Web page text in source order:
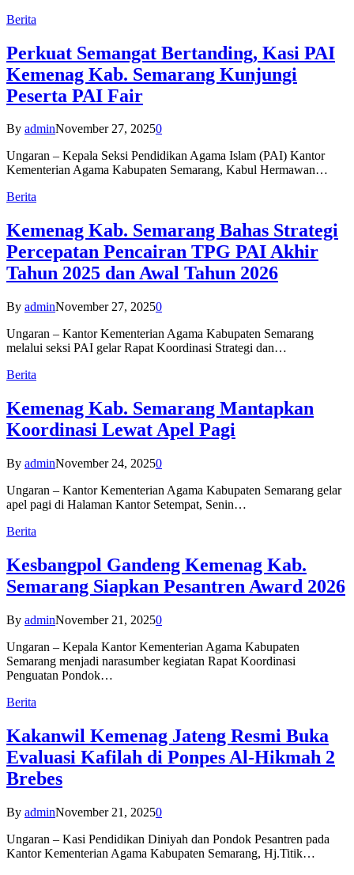
Berita
Perkuat Semangat Bertanding, Kasi PAI
Kemenag Kab. Semarang Kunjungi
Peserta PAI Fair
By adminNovember 27, 20250
Ungaran – Kepala Seksi Pendidikan Agama Islam (PAI) Kantor
Kementerian Agama Kabupaten Semarang, Kabul Hermawan…
Berita
Kemenag Kab. Semarang Bahas Strategi
Percepatan Pencairan TPG PAI Akhir
Tahun 2025 dan Awal Tahun 2026
By adminNovember 27, 20250
Ungaran – Kantor Kementerian Agama Kabupaten Semarang
melalui seksi PAI gelar Rapat Koordinasi Strategi dan…
Berita
Kemenag Kab. Semarang Mantapkan
Koordinasi Lewat Apel Pagi
By adminNovember 24, 20250
Ungaran – Kantor Kementerian Agama Kabupaten Semarang gelar
apel pagi di Halaman Kantor Setempat, Senin…
Berita
Kesbangpol Gandeng Kemenag Kab.
Semarang Siapkan Pesantren Award 2026
By adminNovember 21, 20250
Ungaran – Kepala Kantor Kementerian Agama Kabupaten
Semarang menjadi narasumber kegiatan Rapat Koordinasi
Penguatan Pondok…
Berita
Kakanwil Kemenag Jateng Resmi Buka
Evaluasi Kafilah di Ponpes Al-Hikmah 2
Brebes
By adminNovember 21, 20250
Ungaran – Kasi Pendidikan Diniyah dan Pondok Pesantren pada
Kantor Kementerian Agama Kabupaten Semarang, Hj.Titik…